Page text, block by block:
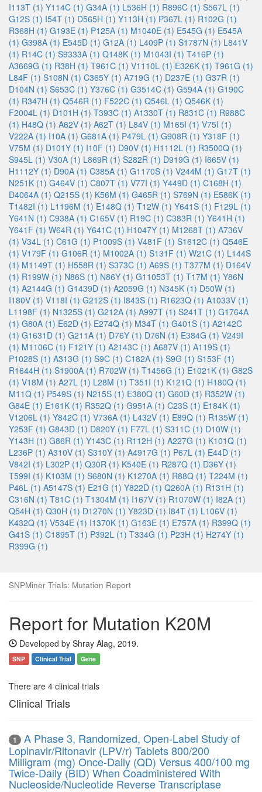
I113T (1) Y114C (1) G34A (1) L536H (1) R896C (1) S567L (1)
G12S (1) I54T (1) D565H (1) Y113H (1) P367L (1) R102G (1)
R368H (1) G193E (1) P125A (1) M1040E (1) E545G (1) E545A
(1) G398A (1) E545D (1) G12A (1) L409P (1) S1787N (1) L841V
(1) R14C (1) S9333A (1) Q148K (1) M1043I (1) T416P (1)
A3669G (1) R38H (1) T961C (1) V1110L (1) E326K (1) T961G (1)
L84F (1) S108N (1) C365Y (1) A719G (1) D237E (1) G37R (1)
D104N (1) S653C (1) Y376C (1) G3514C (1) G594A (1) G190C
(1) R347H (1) Q546R (1) F522C (1) Q546L (1) Q546K (1)
F2004L (1) D101H (1) T393C (1) A1330T (1) R831C (1) R988C
(1) H48Q (1) A62V (1) A62T (1) L84V (1) M165I (1) V75I (1)
V222A (1) I10A (1) G681A (1) P479L (1) G908R (1) Y318F (1)
V75M (1) D101Y (1) I10F (1) D90V (1) H1112L (1) R3500Q (1)
S945L (1) V30A (1) L869R (1) S282R (1) D919G (1) I665V (1)
H1112Y (1) D90A (1) C385A (1) G1170S (1) V244M (1) G17T (1)
N251K (1) G464V (1) C807T (1) V77I (1) Y449D (1) C168H (1)
D4064A (1) Q215S (1) K56M (1) G465R (1) S769N (1) E586K (1)
T1482I (1) L1196M (1) E148Q (1) T12W (1) Y641S (1) F129L (1)
Y641N (1) C938A (1) C165V (1) R19C (1) C383R (1) Y641H (1)
Y641F (1) W64R (1) Y641C (1) H1047Y (1) M1268T (1) A736V
(1) V34L (1) C61G (1) P1009S (1) V481F (1) S1612C (1) Q546E
(1) V179F (1) G106R (1) M1002A (1) S131F (1) W21C (1) L144S
(1) M1149T (1) H558R (1) S373C (1) A69S (1) T377M (1) D164V
(1) R199W (1) N86S (1) N86Y (1) G11053T (1) T17M (1) Y86N
(1) A2144G (1) G1439D (1) A2059G (1) N345K (1) D50W (1)
I180V (1) V118I (1) G212S (1) I843S (1) R1623Q (1) A1033V (1)
L1198F (1) N1325S (1) G212A (1) A997T (1) S241T (1) G1764A
(1) G80A (1) E62D (1) E274Q (1) M34T (1) G401S (1) A2142C
(1) G1631D (1) G211A (1) D76Y (1) D76N (1) E384G (1) V249I
(1) M1106C (1) F121Y (1) A2143C (1) A687V (1) A119S (1)
P1028S (1) A313G (1) S9C (1) C182A (1) S9G (1) S153F (1)
R1644H (1) S1900A (1) R702W (1) T1456G (1) E1021K (1) G82S
(1) V18M (1) A27L (1) L28M (1) T351I (1) K121Q (1) H180Q (1)
M11Q (1) P549S (1) N215S (1) E380Q (1) G60D (1) R352W (1)
G84E (1) E161K (1) R352Q (1) G951A (1) C23S (1) E184K (1)
V1206L (1) Y842C (1) V736A (1) L432V (1) E89Q (1) R135W (1)
Y253F (1) G843D (1) D820Y (1) F77L (1) S311C (1) D10W (1)
Y143H (1) G86R (1) Y143C (1) R112H (1) A227G (1) K101Q (1)
L236P (1) A310V (1) S310Y (1) A4917G (1) P67L (1) E44D (1)
V842I (1) L302P (1) Q30R (1) K540E (1) R287Q (1) D36Y (1)
T599I (1) K103M (1) S680N (1) K1270A (1) R88Q (1) T224M (1)
P46L (1) A5147S (1) E21G (1) Y822D (1) Q260A (1) R131H (1)
C316N (1) T81C (1) T1304M (1) I167V (1) R1070W (1) I82A (1)
Q54H (1) Q30H (1) D1270N (1) Y823D (1) I84T (1) L106V (1)
K432Q (1) V534E (1) I1370K (1) G163E (1) E757A (1) R399Q (1)
G41S (1) C1895T (1) P392L (1) T334G (1) P23H (1) H274Y (1)
R399G (1)
SNPMiner Trials: Mutation Report
Report for Mutation K20M
Developed by Shray Alag, 2019.
SNP Clinical Trial Gene
There are 4 clinical trials
Clinical Trials
1
A Phase 3, Randomized, Open-Label Study of
Lopinavir/Ritonavir (LPV/r) Tablets 800/200
Milligram (mg) Once-Daily (QD) Versus 400/100 mg
Twice-Daily (BID) When Coadministered With
Nucleoside/Nucleotide Reverse Transcriptase